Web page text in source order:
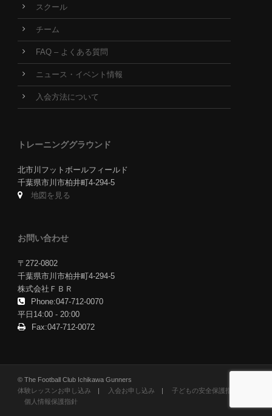
スクール
チーム
FAQ – よくある質問
ニュース・イベント情報
入会方法について
トレーニンググラウンド
北市川フットボールフィールド
千葉県市川市柏井町4-294-5
地図を見る
お問い合わせ
〒272-0802
千葉県市川市柏井町4-294-5
株式会社ＦＢＲ
Phone:047-712-0070
平日14:00 - 20:00
Fax:047-712-0072
© The Football Club Ichikawa Gunners
体験レッスンお申し込み
入会お申し込み 子どもの安全保護指針
個人情報保護指針